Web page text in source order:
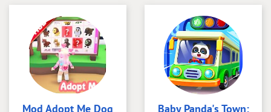
Mod Adopt Me Dog Baby Panda's Town: